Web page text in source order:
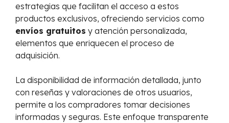
estrategias que facilitan el acceso a estos
productos exclusivos, ofreciendo servicios como
envíos gratuitos y atención personalizada,
elementos que enriquecen el proceso de
adquisición.
La disponibilidad de información detallada, junto
con reseñas y valoraciones de otros usuarios,
permite a los compradores tomar decisiones
informadas y seguras. Este enfoque transparente